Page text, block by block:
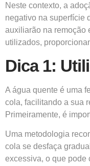
Neste contexto, a
negativo na superfície
auxiliarão na remoção
utilizados,
Dica 1:
A água quente é uma
cola, facilitando a sua
Primeiramente, é
Uma metodologia
cola se desfaça
excessiva, o que pode